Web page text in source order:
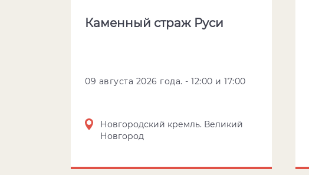
Каменный страж Руси
09 августа 2026 года. - 12:00 и 17:00
Новгородский кремль. Великий
Новгород